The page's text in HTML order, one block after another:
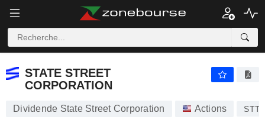
STATE STREET
CORPORATION
Dividende State Street Corporation Actions STT